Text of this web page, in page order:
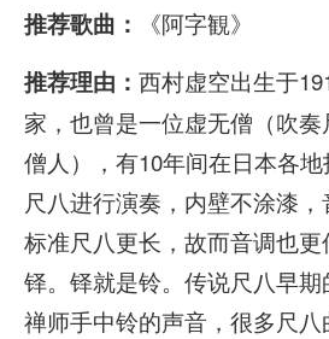
i
o
P
l
a
y
e
r
推荐歌曲：
《阿字観》
推荐理由： 西村虚空出生于
家，也曾是一位虚无僧（吹
僧人），有10年间在日本各
尺八进行演奏，内壁不涂漆
标准尺八更长，故而音调也
铎。铎就是铃。传说尺八早
禅师手中铃的声音，很多尺